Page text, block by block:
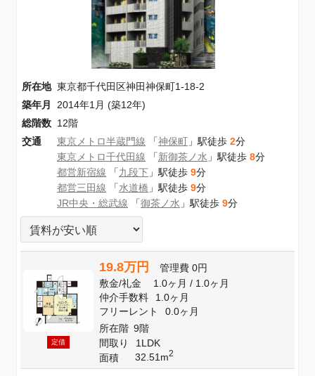
所在地 東京都千代田区神田神保町1-18-2
築年月
2014年1月 (築12年)
総階数 12階
交通
東京メトロ半蔵門線 「神保町 」駅徒歩 2分
東京メトロ千代田線 「新御茶ノ水 」駅徒歩 8分
都営新宿線 「九段下 」駅徒歩 9分
都営三田線 「水道橋 」駅徒歩 9分
JR中央・総武線 「御茶ノ水 」駅徒歩 9分
定借
19.8万円 管理費 0円
敷金/礼金 1.0ヶ月/ 1.0ヶ月
仲介手数料
1.0ヶ月
フリーレント
0.0ヶ月
所在階 9階
間取り
1LDK
面積
32.51m2